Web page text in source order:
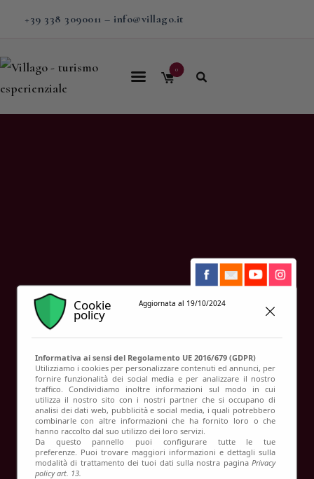
+39 338 3090011 – info@villago.it
0
Verifica disponibilità
Home Verifica disponibilità
Home
Magazine
Contatti
Cookie
policy
Aggiornata al 19/10/2024
Informativa ai sensi del Regolamento UE 2016/679 (GDPR)
Utilizziamo i cookies per personalizzare contenuti ed annunci, per
fornire funzionalità dei social media e per analizzare il nostro
traffico. Condividiamo inoltre informazioni sul modo in cui
utilizza il nostro sito con i nostri partner che si occupano di
analisi dei dati web, pubblicità e social media, i quali potrebbero
combinarle con altre informazioni che ha fornito loro o che
hanno raccolto dal suo utilizzo dei loro servizi.
Da questo pannello puoi configurare tutte le tue
preferenze. Puoi trovare maggiori informazioni e dettagli sulla
modalità di trattamento dei tuoi dati sulla nostra paginaPrivacy
policy art. 13.